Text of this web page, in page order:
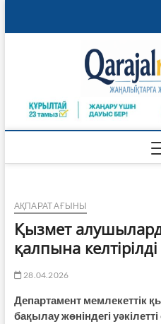
АҚПАРАТ АҒЫНЫ
Қызмет
қалпына
28.04.2026
Департамент мемлекеттік
бақылау жөніндегі